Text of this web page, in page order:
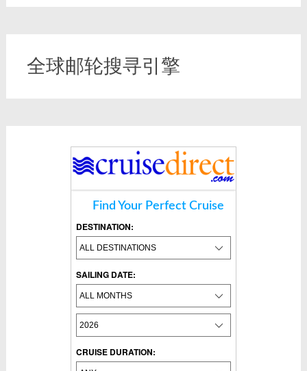
全球邮轮搜寻引擎
Find Your Perfect Cruise
DESTINATION:
SAILING DATE:
CRUISE DURATION: